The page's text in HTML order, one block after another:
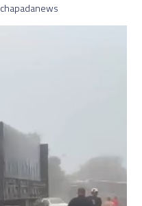
chapadanews